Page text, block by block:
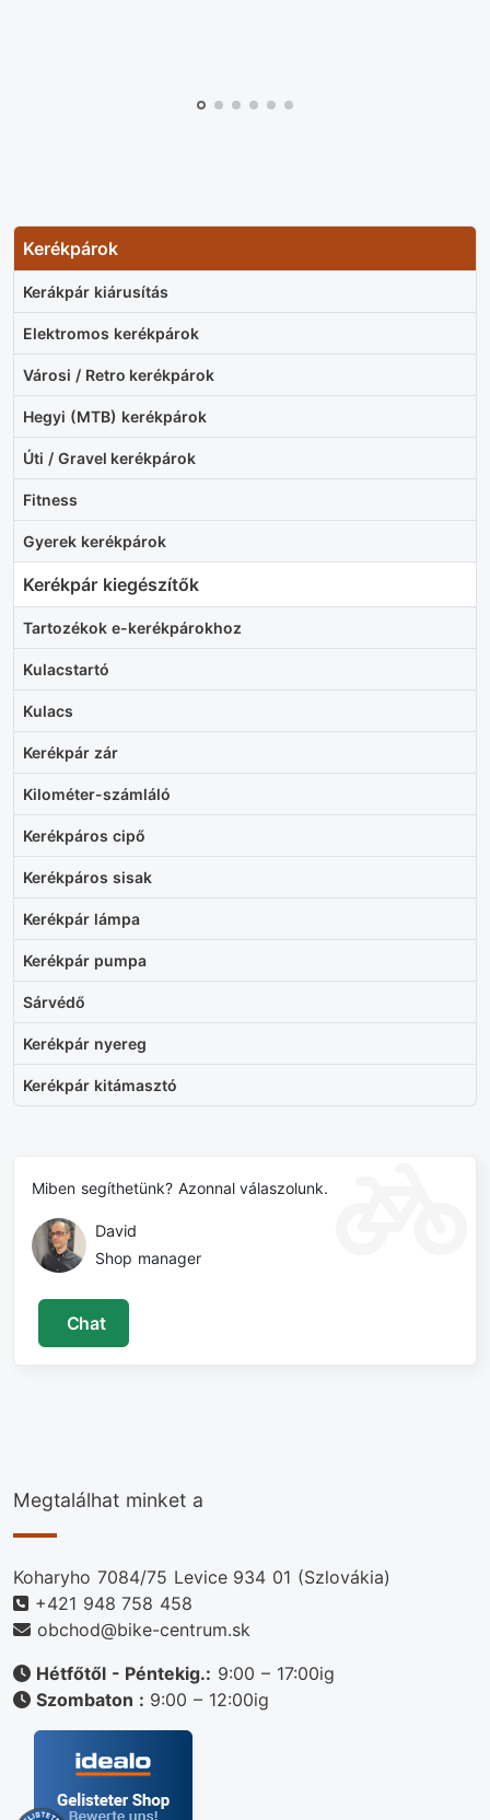
Kerékpárok
Kerákpár kiárusítás
Elektromos kerékpárok
Városi / Retro kerékpárok
Hegyi (MTB) kerékpárok
Úti / Gravel kerékpárok
Fitness
Gyerek kerékpárok
Kerékpár kiegészítők
Tartozékok e-kerékpárokhoz
Kulacstartó
Kulacs
Kerékpár zár
Kilométer-számláló
Kerékpáros cipő
Kerékpáros sisak
Kerékpár lámpa
Kerékpár pumpa
Sárvédő
Kerékpár nyereg
Kerékpár kitámasztó
Miben segíthetünk? Azonnal válaszolunk.
David
Shop manager
Chat
Megtalálhat minket a
Koharyho 7084/75 Levice 934 01 (Szlovákia)
+421 948 758 458
obchod@bike-centrum.sk
Hétfőtől - Péntekig.: 9:00 – 17:00ig
Szombaton : 9:00 – 12:00ig